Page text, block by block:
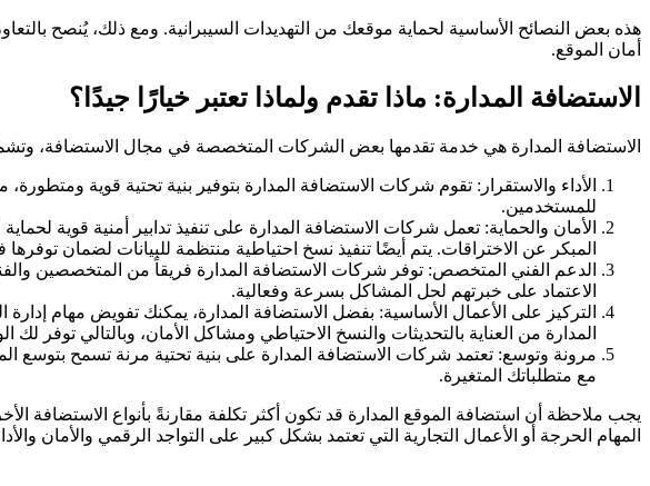
هذه بعض النصائح الأساسية لحماية موقعك من التهديدات السيبرانية. ومع ذلك، يُنصح
أمان الموقع.
الاستضافة المدارة: ماذا تقدم ولماذا تعتبر خيارًا جيدًا؟
الاستضافة المدارة هي خدمة تقدمها بعض الشركات المتخصصة في مجال الاستضافة، وتشمل
الأداء والاستقرار: تقوم شركات الاستضافة المدارة بتوفير بنية تحتية قوية
للمستخدمين.
الأمان والحماية: تعمل شركات الاستضافة المدارة على تنفيذ تدابير أمنية قوية
المبكر عن الاختراقات. يتم أيضًا تنفيذ نسخ احتياطية منتظمة للبيانات لضمان
الدعم الفني المتخصص: توفر شركات الاستضافة المدارة فريقاً من المتخصصين
الاعتماد على خبرتهم لحل المشاكل بسرعة وفعالية.
التركيز على الأعمال الأساسية: بفضل الاستضافة المدارة، يمكنك تفويض مهام
المدارة من العناية بالتحديثات والنسخ الاحتياطي ومشاكل الأمان، وبالتالي توفر لك
مرونة وتوسع: تعتمد شركات الاستضافة المدارة على بنية تحتية مرنة تسمح بتوسع
مع متطلباتك المتغيرة.
يجب ملاحظة أن استضافة الموقع المدارة قد تكون أكثر تكلفة مقارنةً بأنواع الاستضافة
المهام الحرجة أو الأعمال التجارية التي تعتمد بشكل كبير على التواجد الرقمي والأمان